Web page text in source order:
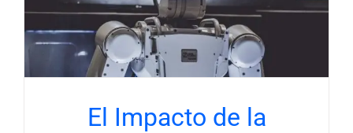
El Impacto de la